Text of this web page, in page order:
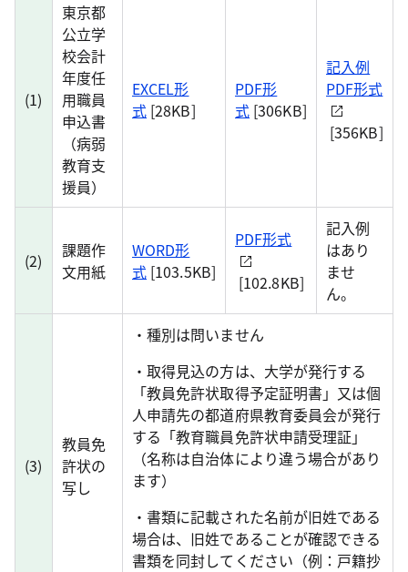
(1)
東京都
公立学
校会計
年度任
用職員
申込書
（病弱
教育支
援員）
EXCEL形
式 [28KB]
PDF形
式 [306KB]
記入例
PDF形式
[356KB]
(2)
課題作
文用紙
WORD形
式 [103.5KB]
PDF形式
[102.8KB]
記入例
はあり
ませ
ん。
(3)
教員免
許状の
写し
・種別は問いません
・取得見込の方は、大学が発行する
「教員免許状取得予定証明書」又は個
人申請先の都道府県教育委員会が発行
する「教育職員免許状申請受理証」
（名称は自治体により違う場合があり
ます）
・書類に記載された名前が旧姓である
場合は、旧姓であることが確認できる
書類を同封してください（例：戸籍抄